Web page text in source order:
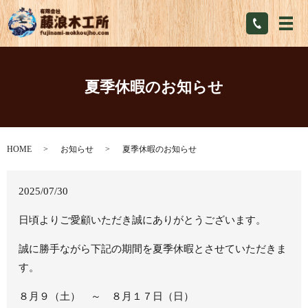
メ
夏季休暇のお知らせ
HOME お知らせ 夏季休暇のお知らせ
2025/07/30
日頃よりご愛顧いただき誠にありがとうございます。
誠に勝手ながら下記の期間を夏季休暇とさせていただきま
す。
８月９（土） ～ ８月１７日（日）